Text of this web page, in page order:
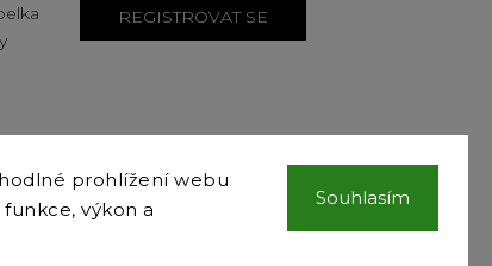
prohlížení webu
výkon a
Souhlasím
REGISTROVAT SE
COPYRIGHT 2024 BLAIRE.CZ VŠECHNA PRÁVA VYHRAZENA
VYTVOŘILSHOPTET